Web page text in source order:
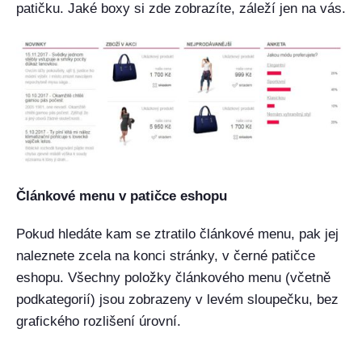
patičku. Jaké boxy si zde zobrazíte, záleží jen na vás.
Článkové menu v patičce eshopu
Pokud hledáte kam se ztratilo článkové menu, pak jej
naleznete zcela na konci stránky, v černé patičce
eshopu. Všechny položky článkového menu (včetně
podkategorií) jsou zobrazeny v levém sloupečku, bez
grafického rozlišení úrovní.